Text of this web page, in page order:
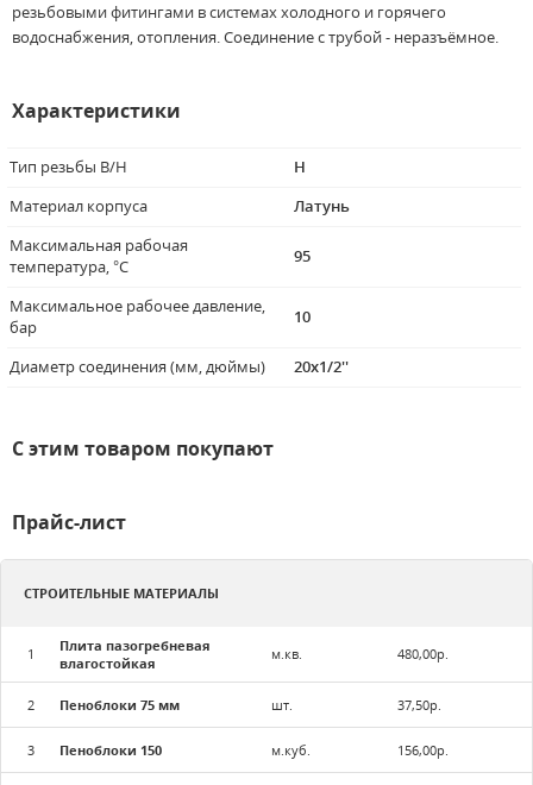
резьбовыми фитингами в системах холодного и горячего
водоснабжения, отопления. Соединение с трубой - неразъёмное.
Характеристики
Тип резьбы В/Н
Н
Материал корпуса
Латунь
Максимальная рабочая
температура, °C
95
Максимальное рабочее давление,
бар
10
Диаметр соединения (мм, дюймы) 20x1/2''
С этим товаром покупают
Прайс-лист
СТРОИТЕЛЬНЫЕ МАТЕРИАЛЫ
1
Плита пазогребневая
влагостойкая
м.кв. 480,00р.
2 Пеноблоки 75 мм шт. 37,50р.
3 Пеноблоки 150 м.куб. 156,00р.